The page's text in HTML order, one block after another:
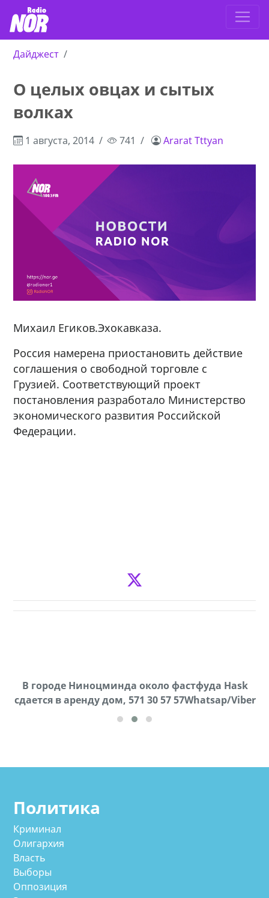
Дайджест
О целых овцах и сытых
волках
1 августа, 2014 741 Ararat Tttyan
Михаил Егиков.Эхокавказа.
Россия намерена приостановить действие
соглашения о свободной торговле с
Грузией. Соответствующий проект
постановления разработало Министерство
экономического развития Российской
Федерации.
В городе Ниноцминда около фастфуда Hask
cдается в аренду дом, 571 30 57 57Whatsap/Viber
Продается машина марки Prado,571 30 57
57Whatsap/Viber
Политика
Криминал
Олигархия
Власть
Выборы
Оппозиция